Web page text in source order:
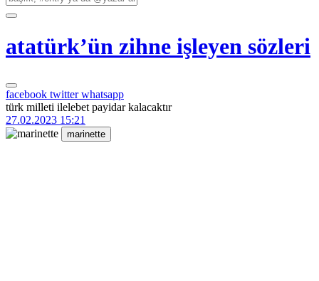
atatürk’ün zihne işleyen sözleri
facebook twitterwhatsapp
türk milleti ilelebet payidar kalacaktır
27.02.2023 15:21
marinette